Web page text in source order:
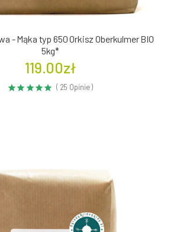
- Mąka typ 650 Orkisz Oberkulmer BIO
5kg*
119.00zł
( 25 Opinie )